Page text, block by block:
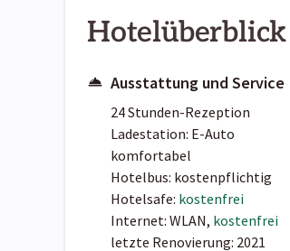
Hotelüberblick
Ausstattung und Service
24 Stunden-Rezeption
Ladestation: E-Auto
komfortabel
Hotelbus: kostenpflichtig
Hotelsafe: kostenfrei
Internet: WLAN, kostenfrei
letzte Renovierung: 2021